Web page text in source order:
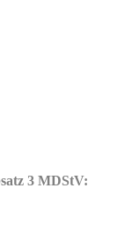
3 MDStV: